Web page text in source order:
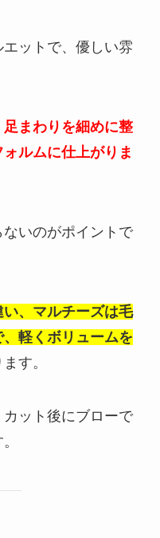
ットで、優しい雰
まわりを細めに整
ルムに仕上がりま
いのがポイントで
い、マルチーズは毛
軽くボリュームを
す。
ット後にブローで